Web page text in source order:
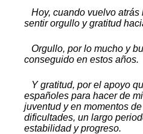
Hoy, cuando vuelvo
sentir orgullo y gratitud
Orgullo, por lo mucho y
conseguido en estos años.
Y gratitud, por el apoyo
españoles para hacer de
juventud y en momentos
dificultades, un largo
estabilidad y progreso.